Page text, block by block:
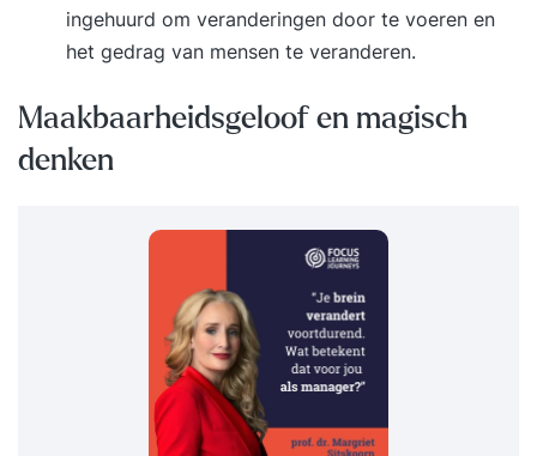
ingehuurd om veranderingen door te voeren en
het gedrag van mensen te veranderen.
Maakbaarheidsgeloof en magisch
denken